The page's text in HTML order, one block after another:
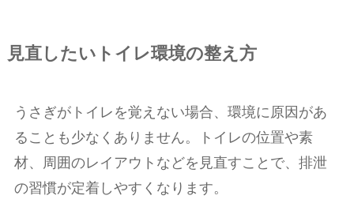
見直したいトイレ環境の整え方
うさぎがトイレを覚えない場合、環境に原因があ
ることも少なくありません。トイレの位置や素
材、周囲のレイアウトなどを見直すことで、排泄
の習慣が定着しやすくなります。